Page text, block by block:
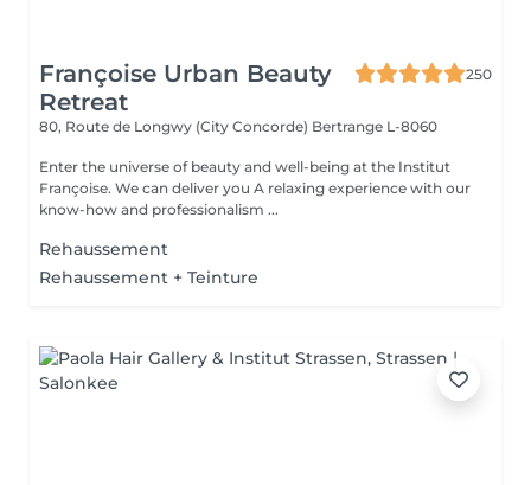
Françoise Urban Beauty
Retreat
250
80, Route de Longwy (City Concorde) Bertrange L-8060
Enter the universe of beauty and well-being at the Institut
Françoise. We can deliver you A relaxing experience with our
know-how and professionalism ...
Rehaussement
Rehaussement + Teinture